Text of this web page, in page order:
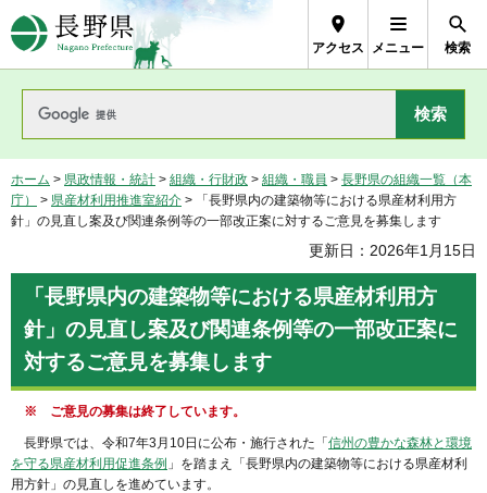
長野県Nagano Prefecture
アクセス メニュー 検索
ホーム > 県政情報・統計 > 組織・行財政 > 組織・職員 > 長野県の組織一覧（本
庁）
> 県産材利用推進室紹介 > 「長野県内の建築物等における県産材利用方
針」の見直し案及び関連条例等の一部改正案に対するご意見を募集します
更新日：2026年1月15日
「長野県内の建築物等における県産材利用方
針」の見直し案及び関連条例等の一部改正案に
対するご意見を募集します
※ ご意見の募集は終了しています。
長野県では、令和7年3月10日に公布・施行された「 信州の豊かな森林と環境
を守る県産材利用促進条例 」を踏まえ「長野県内の建築物等における県産材利
用方針」の見直しを進めています。